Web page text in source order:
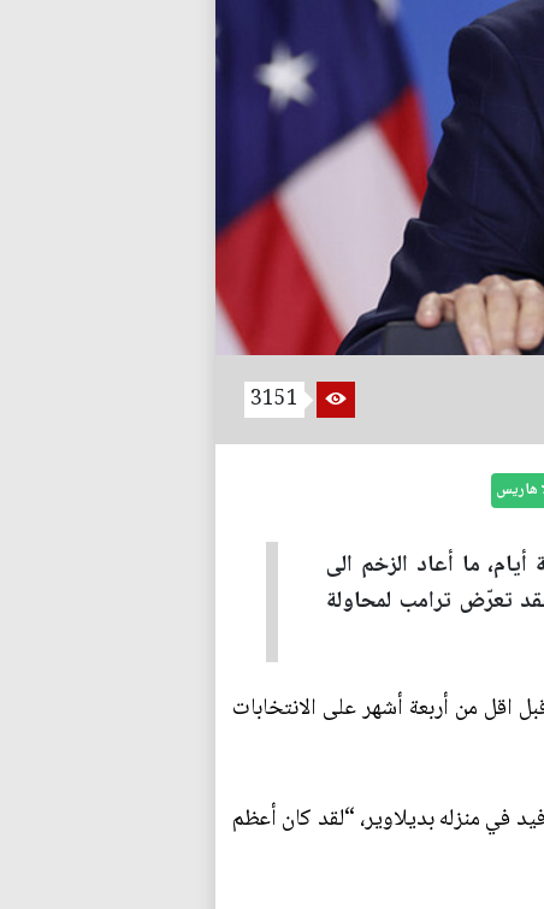
3151
هاريس
ما أعاد الزخم الى
تعرّض ترامب لمحاولة
الرئاسي لعام 2024، في إعلان مفاجئ يأتي قبل اقل من أربعة أشهر على الانتخابات
من وباء كوفيد في منزله بديلاوير، “لقد كان أعظم